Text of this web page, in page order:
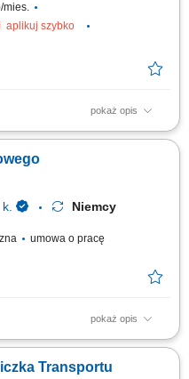
mies.
aplikuj szybko
pokaż opis
składu; obsługa wózków
części do wagonów
przestrzeganie zasad
Niemcy
umowa o pracę
pokaż opis
- załadunek oraz rozładunek
dostaw;
Proste prace pomocnicze na
Transportu